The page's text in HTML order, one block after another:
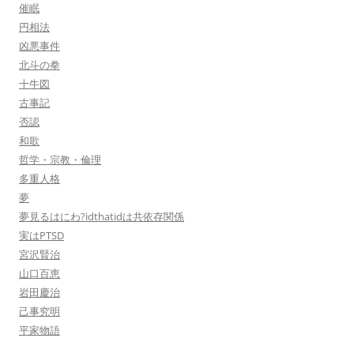
催眠
円相法
凶悪事件
北斗の拳
十牛図
古事記
否認
和歌
哲学・宗教・倫理
多重人格
夢
夢見るはにわ?idthatidは共依存関係
実はPTSD
宮沢賢治
山口百恵
岩田慶治
己事究明
平家物語